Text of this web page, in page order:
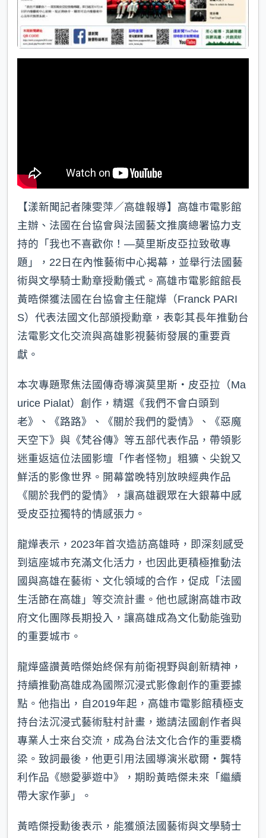
【漾新聞記者陳雯萍／高雄報導】高雄市電影館
主辦、法國在台協會與法國藝文推廣總署協力支
持的「我也不喜歡你！—莫里斯皮亞拉致敬專
題」，22日在內惟藝術中心揭幕，並舉行法國藝
術與文學騎士勳章授勳儀式。高雄市電影館館長
黃晧傑獲法國在台協會主任龍燁（Franck PARI
S）代表法國文化部頒授勳章，表彰其長年推動台
法電影文化交流與高雄影視藝術發展的重要貢
獻。
本次專題聚焦法國傳奇導演莫里斯・皮亞拉（Ma
urice Pialat）創作，精選《我們不會白頭到
老》、《路路》、《關於我們的愛情》、《惡魔
天空下》與《梵谷傳》等五部代表作品，帶領影
迷重返這位法國影壇「作者怪物」粗獷、尖銳又
鮮活的影像世界。開幕當晚特別放映經典作品
《關於我們的愛情》，讓高雄觀眾在大銀幕中感
受皮亞拉獨特的情感張力。
龍燁表示，2023年首次造訪高雄時，即深刻感受
到這座城市充滿文化活力，也因此更積極推動法
國與高雄在藝術、文化領域的合作，促成「法國
生活節在高雄」等交流計畫。他也感謝高雄市政
府文化團隊長期投入，讓高雄成為文化動能強勁
的重要城市。
龍燁盛讚黃晧傑始終保有前衛視野與創新精神，
持續推動高雄成為國際沉浸式影像創作的重要據
點。他指出，自2019年起，高雄市電影館積極支
持台法沉浸式藝術駐村計畫，邀請法國創作者與
專業人士來台交流，成為台法文化合作的重要橋
梁。致詞最後，他更引用法國導演米歇爾・龔特
利作品《戀愛夢遊中》，期盼黃晧傑未來「繼續
帶大家作夢」。
黃晧傑授勳後表示，能獲頒法國藝術與文學騎士